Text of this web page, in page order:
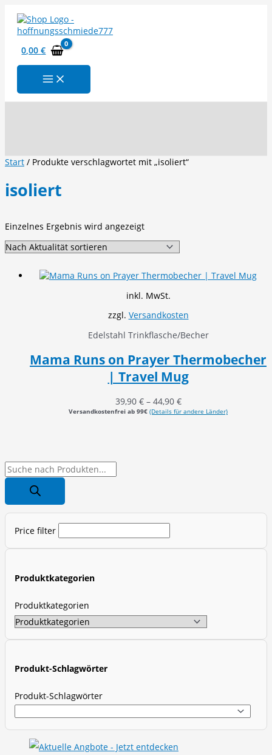
Inhalt
springen
0,00€
P
o
d
c
Price filter
Produktkategorien
Produktkategorien
Produkt-Schlagwörter
Produkt-Schlagwörter
Start / Produkte verschlagwortet mit „isoliert“
isoliert
Einzelnes Ergebnis wird angezeigt
inkl. MwSt.
zzgl. Versandkosten
Edelstahl Trinkflasche/Becher
Mama Runs on Prayer Thermobecher
| Travel Mug
39,90 €– 44,90 €
Versandkostenfrei ab 99€ (Details für andere Länder)